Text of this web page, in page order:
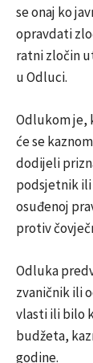
se onaj ko
opravdati
ratni zločin
u Odluci.
Odlukom je,
će se
dodijeli
podsjetnik
osuđenoj
protiv
Odluka
zvaničnik ili
vlasti ili bilo
budžeta,
godine.